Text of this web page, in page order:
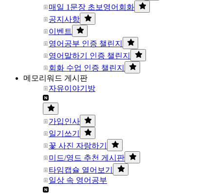
매일 1문장 초보영어회화
공지사항
이벤트
영어공부 인증 챌린지
영어말하기 인증 챌린지
회화 수업 인증 챌린지
메모리워드 게시판
자유이야기방
가입인사
일기쓰기
꽃 사진 자랑하기
미드/영드 추천 게시판
타임캡슐 열어보기
일상 속 영어공부